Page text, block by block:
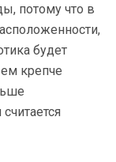
потому что в
будет
крепче